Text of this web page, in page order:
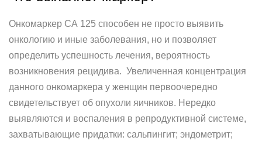
Онкомаркер СА 125 способен не просто выявить
онкологию и иные заболевания, но и позволяет
определить успешность лечения, вероятность
возникновения рецидива. Увеличенная концентрация
данного онкомаркера у женщин первоочередно
свидетельствует об опухоли яичников. Нередко
выявляются и воспаления в репродуктивной системе,
захватывающие придатки: сальпингит; эндометрит;